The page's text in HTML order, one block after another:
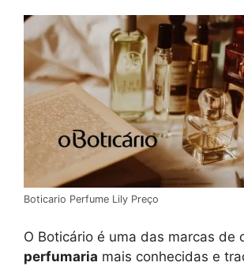
Boticario Perfume Lily Preço
O Boticário é uma das marcas de
perfumaria mais conhecidas e